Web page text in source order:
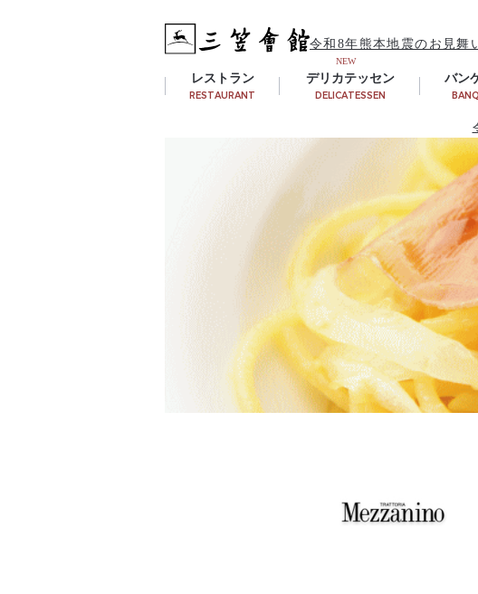
令和8年熊本地震のお見舞
レストラン
RESTAURANT
デリカテッセン
DELICATESSEN
バン